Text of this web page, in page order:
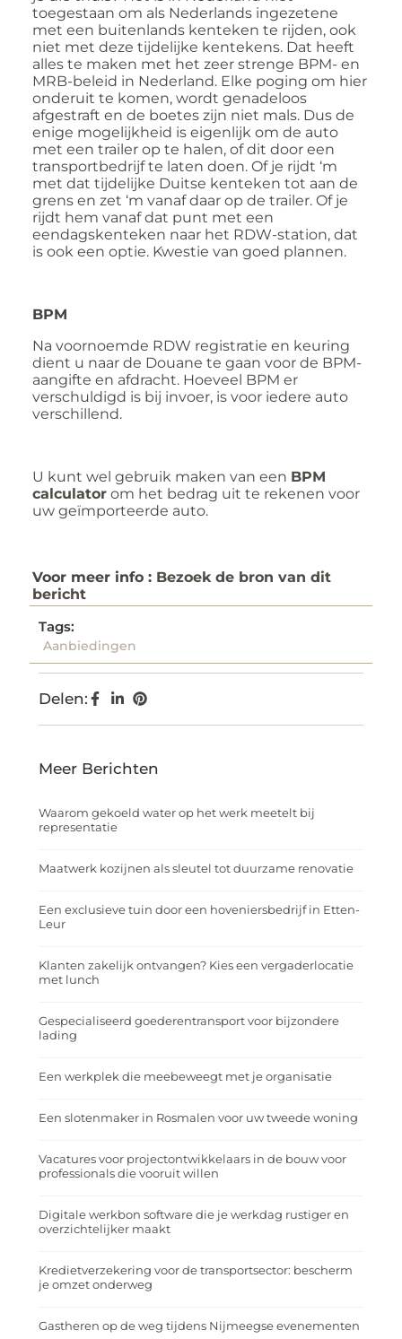
toegestaan om als Nederlands ingezetene
met een buitenlands kenteken te rijden, ook
niet met deze tijdelijke kentekens. Dat heeft
alles te maken met het zeer strenge BPM- en
MRB-beleid in Nederland. Elke poging om hier
onderuit te komen, wordt genadeloos
afgestraft en de boetes zijn niet mals. Dus de
enige mogelijkheid is eigenlijk om de auto
met een trailer op te halen, of dit door een
transportbedrijf te laten doen. Of je rijdt ‘m
met dat tijdelijke Duitse kenteken tot aan de
grens en zet ‘m vanaf daar op de trailer. Of je
rijdt hem vanaf dat punt met een
eendagskenteken naar het RDW-station, dat
is ook een optie. Kwestie van goed plannen.
BPM
Na voornoemde RDW registratie en keuring
dient u naar de Douane te gaan voor de BPM-
aangifte en afdracht. Hoeveel BPM er
verschuldigd is bij invoer, is voor iedere auto
verschillend.
U kunt wel gebruik maken van een BPM
calculator om het bedrag uit te rekenen voor
uw geïmporteerde auto.
Voor meer info : Bezoek de bron van dit
bericht
Tags:
Aanbiedingen
Delen:
Meer Berichten
Waarom gekoeld water op het werk meetelt bij
representatie
Maatwerk kozijnen als sleutel tot duurzame renovatie
Een exclusieve tuin door een hoveniersbedrijf in Etten-
Leur
Klanten zakelijk ontvangen? Kies een vergaderlocatie
met lunch
Gespecialiseerd goederentransport voor bijzondere
lading
Een werkplek die meebeweegt met je organisatie
Een slotenmaker in Rosmalen voor uw tweede woning
Vacatures voor projectontwikkelaars in de bouw voor
professionals die vooruit willen
Digitale werkbon software die je werkdag rustiger en
overzichtelijker maakt
Kredietverzekering voor de transportsector: bescherm
je omzet onderweg
Gastheren op de weg tijdens Nijmeegse evenementen